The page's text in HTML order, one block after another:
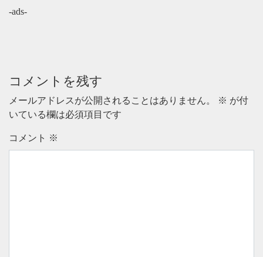
-ads-
コメントを残す
メールアドレスが公開されることはありません。 ※ が付
いている欄は必須項目です
コメント ※